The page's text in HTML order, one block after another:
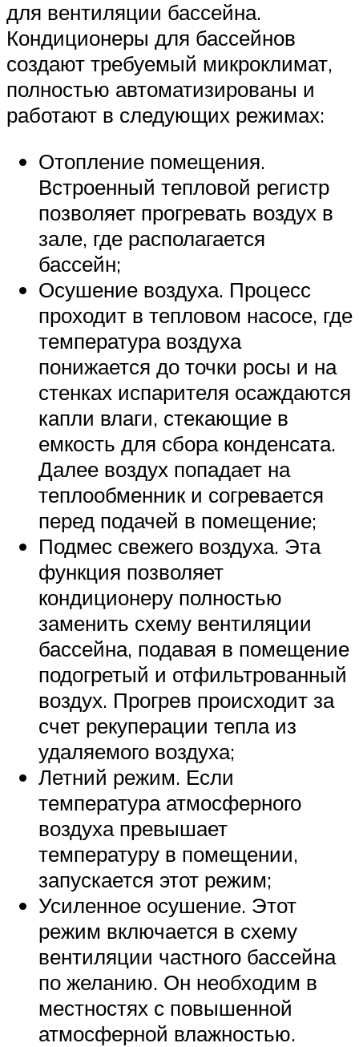
для вентиляции бассейна.
Кондиционеры для бассейнов
создают требуемый микроклимат,
полностью автоматизированы и
работают в следующих режимах:
Отопление помещения.
Встроенный тепловой регистр
позволяет прогревать воздух в
зале, где располагается
бассейн;
Осушение воздуха. Процесс
проходит в тепловом насосе, где
температура воздуха
понижается до точки росы и на
стенках испарителя осаждаются
капли влаги, стекающие в
емкость для сбора конденсата.
Далее воздух попадает на
теплообменник и согревается
перед подачей в помещение;
Подмес свежего воздуха. Эта
функция позволяет
кондиционеру полностью
заменить схему вентиляции
бассейна, подавая в помещение
подогретый и отфильтрованный
воздух. Прогрев происходит за
счет рекуперации тепла из
удаляемого воздуха;
Летний режим. Если
температура атмосферного
воздуха превышает
температуру в помещении,
запускается этот режим;
Усиленное осушение. Этот
режим включается в схему
вентиляции частного бассейна
по желанию. Он необходим в
местностях с повышенной
атмосферной влажностью.